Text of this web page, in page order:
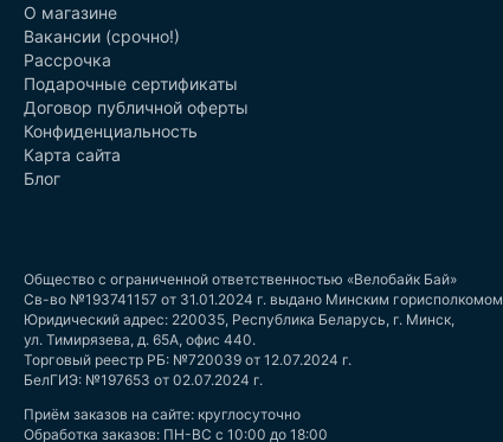
О магазине
Вакансии (срочно!)
Рассрочка
Подарочные сертификаты
Договор публичной оферты
Конфиденциальность
Карта сайта
Блог
Общество с ограниченной ответственностью «Велобайк Бай»
Св-во №193741157 от 31.01.2024 г. выдано Минским горисполкомом
Юридический адрес: 220035, Республика Беларусь, г. Минск,
ул. Тимирязева, д. 65А, офис 440.
Торговый реестр РБ: №720039 от 12.07.2024 г.
БелГИЭ: №197653 от 02.07.2024 г.
Приём заказов на сайте: круглосуточно
Обработка заказов: ПН-ВС с 10:00 до 18:00